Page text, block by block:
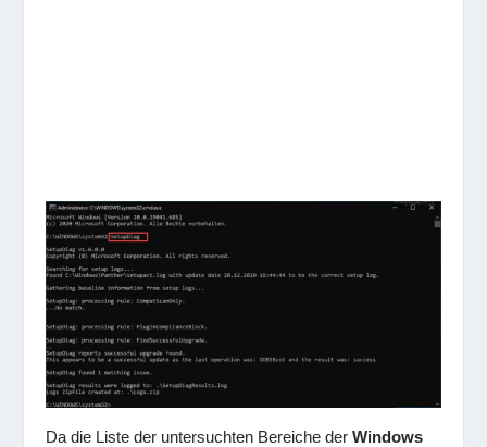
Da die Liste der untersuchten Bereiche derWindows